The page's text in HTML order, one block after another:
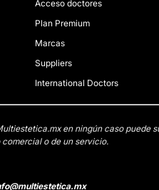
Acceso doctores
Plan Premium
Marcas
Suppliers
International Doctors
en ningún caso
o de un servicio.